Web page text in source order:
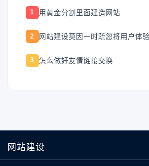
1 用黄金分割里面建造网站
2 网站建设莫因一时疏忽将用户体
3 怎么做好友情链接交换
网站建设